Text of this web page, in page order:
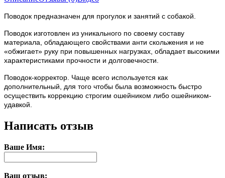
Поводок предназначен для прогулок и занятий с собакой.
Поводок изготовлен из уникального по своему составу
материала, обладающего свойствами анти скольжения и не
«обжигает» руку при повышенных нагрузках, обладает высокими
характеристиками прочности и долговечности.
Поводок-корректор. Чаще всего используется как
дополнительный, для того чтобы была возможность быстро
осуществить коррекцию строгим ошейником либо ошейником-
удавкой.
Написать отзыв
Ваше Имя:
Ваш отзыв: